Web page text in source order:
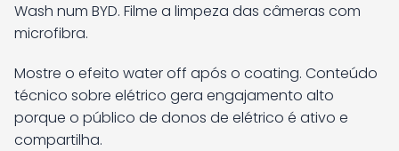
Wash num BYD. Filme a limpeza das câmeras com
microfibra.
Mostre o efeito water off após o coating. Conteúdo
técnico sobre elétrico gera engajamento alto
porque o público de donos de elétrico é ativo e
compartilha.